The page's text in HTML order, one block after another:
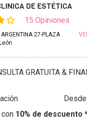
DE ESTÉTICA
15 Opiniones
27-PLAZA
GRATUITA &
10% de descuento